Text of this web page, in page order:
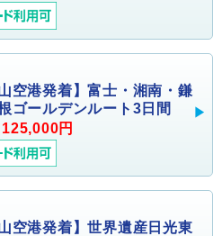
空港発着】富士・湘南・鎌
ゴールデンルート3日間
円
空港発着】世界遺産日光東